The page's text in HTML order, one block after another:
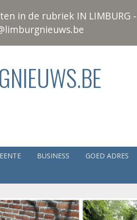
in de rubriek IN
BUSINESS
GOED ADRES